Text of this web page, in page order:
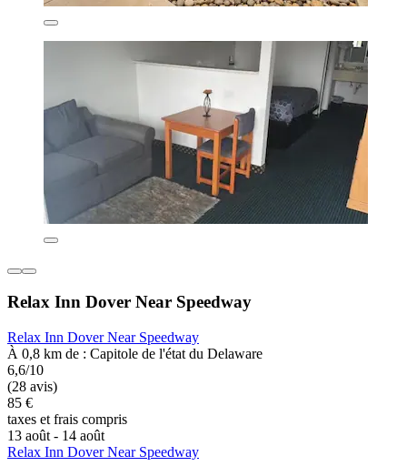
Relax Inn Dover Near Speedway
Relax Inn Dover Near Speedway
À 0,8 km de : Capitole de l'état du Delaware
6,6/10
(28 avis)
85 €
taxes et frais compris
13 août - 14 août
Relax Inn Dover Near Speedway